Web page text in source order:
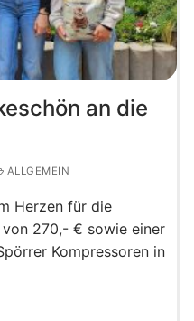
an die
ALLGEMEIN
Herzen für die
270,- € sowie einer
Kompressoren in